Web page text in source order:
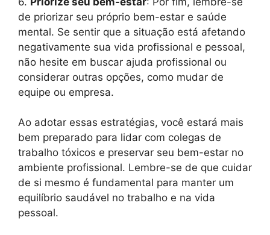
de priorizar seu próprio bem-estar e saúde
mental. Se sentir que a situação está afetando
negativamente sua vida profissional e pessoal,
não hesite em buscar ajuda profissional ou
considerar outras opções, como mudar de
equipe ou empresa.
Ao adotar essas estratégias, você estará mais
bem preparado para lidar com colegas de
trabalho tóxicos e preservar seu bem-estar no
ambiente profissional. Lembre-se de que cuidar
de si mesmo é fundamental para manter um
equilíbrio saudável no trabalho e na vida
pessoal.